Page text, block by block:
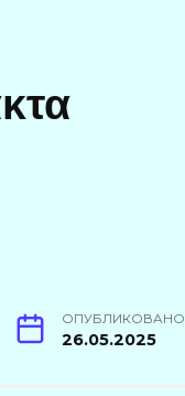
ОПУБЛИКОВАНО
26.05.2025